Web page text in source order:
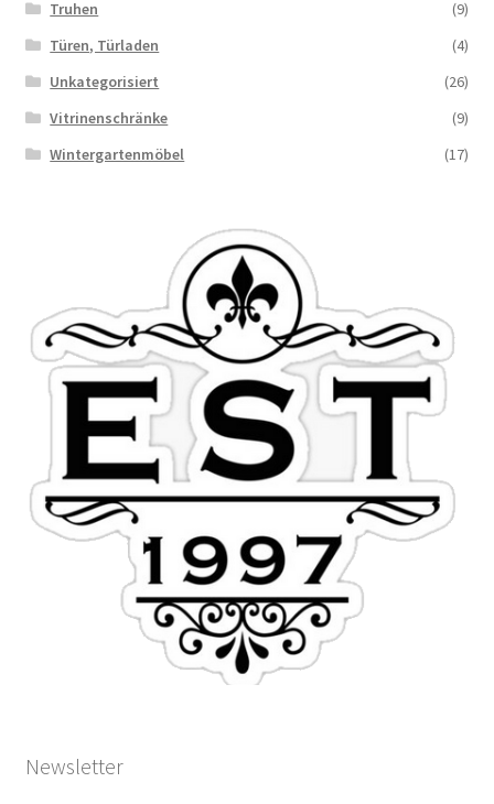
Truhen
(9)
Türen, Türladen
(4)
Unkategorisiert
(26)
Vitrinenschränke
(9)
Wintergartenmöbel
(17)
Newsletter